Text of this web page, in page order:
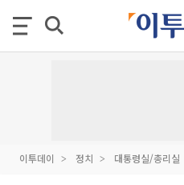
이투데이 정치 대통령실/총리실